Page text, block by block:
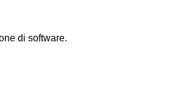
di software.